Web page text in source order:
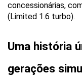
concessionárias,
(Limited 1.6 turbo).
Uma história
gerações